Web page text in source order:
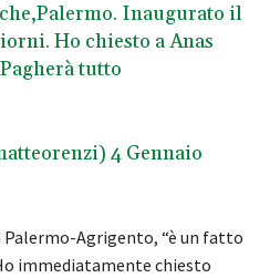
Inaugurato il
Ho chiesto a Anas
tutto
4 Gennaio
Agrigento, “è un fatto
immediatamente chiesto